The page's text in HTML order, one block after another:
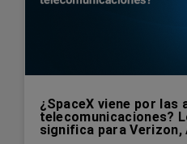
¿SpaceX viene por las
telecomunicaciones?
significa para Verizon,